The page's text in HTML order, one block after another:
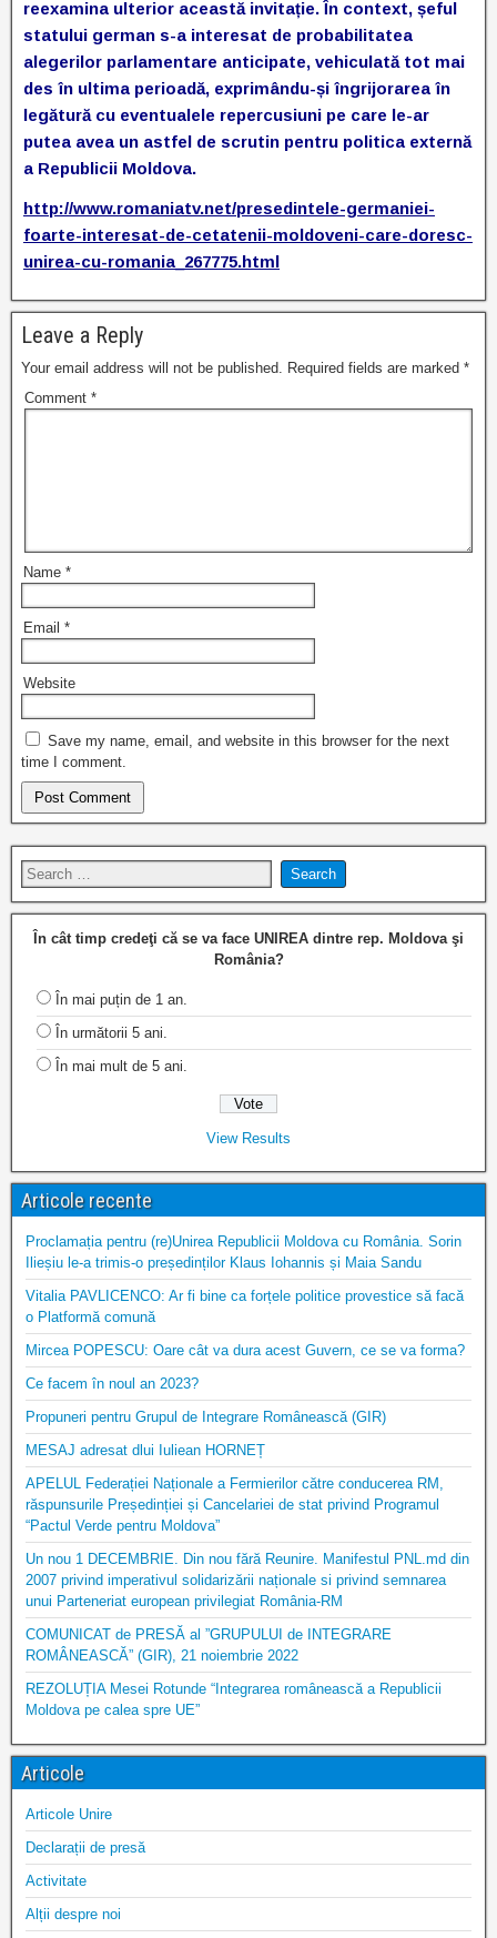
reexamina ulterior această invitație. În context, șeful
statului german s-a interesat de probabilitatea
alegerilor parlamentare anticipate, vehiculată tot mai
des în ultima perioadă, exprimându-și îngrijorarea în
legătură cu eventualele repercusiuni pe care le-ar
putea avea un astfel de scrutin pentru politica externă
a Republicii Moldova.
http://www.romaniatv.net/presedintele-germaniei-
foarte-interesat-de-cetatenii-moldoveni-care-doresc-
unirea-cu-romania_267775.html
Leave a Reply
Your email address will not be published. Required fields are marked *
Comment *
Name *
Email *
Website
Save my name, email, and website in this browser for the next
time I comment.
În cât timp credeţi că se va face UNIREA dintre rep. Moldova şi
România?
În mai puțin de 1 an.
În următorii 5 ani.
În mai mult de 5 ani.
View Results
Articole recente
Proclamația pentru (re)Unirea Republicii Moldova cu România. Sorin
Ilieșiu le-a trimis-o președinților Klaus Iohannis și Maia Sandu
Vitalia PAVLICENCO: Ar fi bine ca forțele politice provestice să facă
o Platformă comună
Mircea POPESCU: Oare cât va dura acest Guvern, ce se va forma?
Ce facem în noul an 2023?
Propuneri pentru Grupul de Integrare Românească (GIR)
MESAJ adresat dlui Iuliean HORNEȚ
APELUL Federației Naționale a Fermierilor către conducerea RM,
răspunsurile Președinției și Cancelariei de stat privind Programul
“Pactul Verde pentru Moldova”
Un nou 1 DECEMBRIE. Din nou fără Reunire. Manifestul PNL.md din
2007 privind imperativul solidarizării naționale si privind semnarea
unui Parteneriat european privilegiat România-RM
COMUNICAT de PRESĂ al ”GRUPULUI de INTEGRARE
ROMÂNEASCĂ” (GIR), 21 noiembrie 2022
REZOLUȚIA Mesei Rotunde “Integrarea românească a Republicii
Moldova pe calea spre UE”
Articole
Articole Unire
Declarații de presă
Activitate
Alții despre noi